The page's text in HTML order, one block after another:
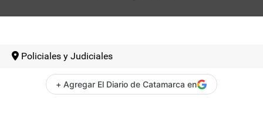
Policiales y Judiciales
+ Agregar El Diario de Catamarca en